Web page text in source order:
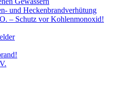
und Heckenbrandverhütung
– Schutz vor Kohlenmonoxid!